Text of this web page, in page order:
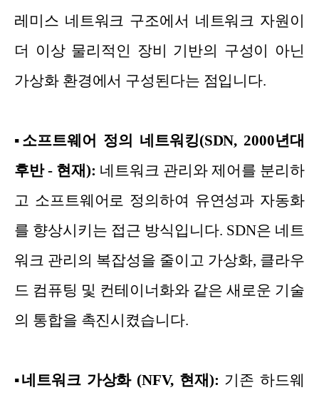
레미스 네트워크 구조에서 네트워크 자원이
더 이상 물리적인 장비 기반의 구성이 아닌
가상화 환경에서 구성된다는 점입니다.
▪ 소프트웨어 정의 네트워킹(SDN, 2000년대
후반 - 현재): 네트워크 관리와 제어를 분리하
고 소프트웨어로 정의하여 유연성과 자동화
를 향상시키는 접근 방식입니다. SDN은 네트
워크 관리의 복잡성을 줄이고 가상화, 클라우
드 컴퓨팅 및 컨테이너화와 같은 새로운 기술
의 통합을 촉진시켰습니다.
▪네트워크 가상화 (NFV, 현재): 기존 하드웨